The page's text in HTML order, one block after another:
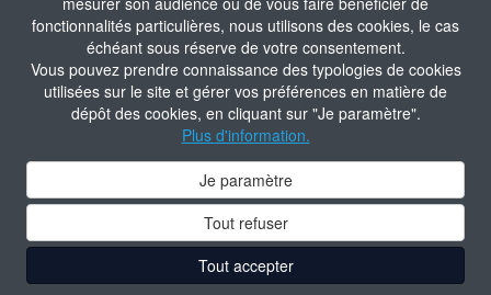
fonctionnalités particulières, nous utilisons des cookies, le cas
échéant sous réserve de votre consentement.
Vous pouvez prendre connaissance des typologies de cookies
utilisées sur le site et gérer vos préférences en matière de
dépôt des cookies, en cliquant sur "Je paramètre".
Plus d'information.
Je paramètre
Tout refuser
Tout accepter